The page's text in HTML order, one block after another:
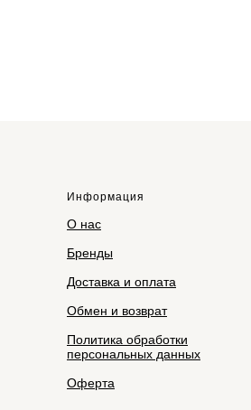
Информация
О нас
Бренды
Доставка и оплата
Обмен и возврат
Политика обработки
персональных данных
Оферта